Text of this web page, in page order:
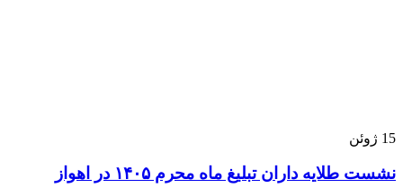
15 ژوئن
نشست طلایه داران تبلیغ ماه محرم ۱۴۰۵ در اهواز